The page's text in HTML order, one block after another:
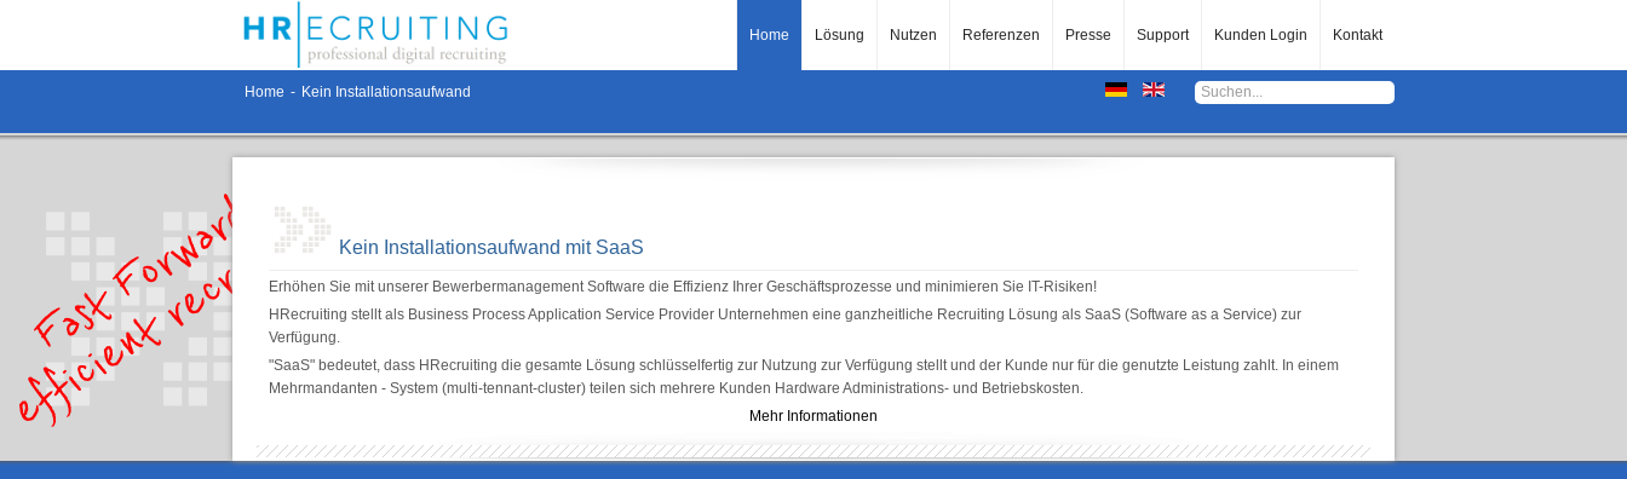
Home Lösung Nutzen Referenzen Presse Support Kunden Login Kontakt
Home - Kein Installationsaufwand
Kein Installationsaufwand mit SaaS
Erhöhen Sie mit unserer Bewerbermanagement Software die Effizienz Ihrer Geschäftsprozesse und minimieren Sie IT-Risiken!
HRecruiting stellt als Business Process Application Service Provider Unternehmen eine ganzheitliche Recruiting Lösung als SaaS (Software as a Service) zur
Verfügung.
"SaaS" bedeutet, dass HRecruiting die gesamte Lösung schlüsselfertig zur Nutzung zur Verfügung stellt und der Kunde nur für die genutzte Leistung zahlt. In einem
Mehrmandanten - System (multi-tennant-cluster) teilen sich mehrere Kunden Hardware Administrations- und Betriebskosten.
Mehr Informationen